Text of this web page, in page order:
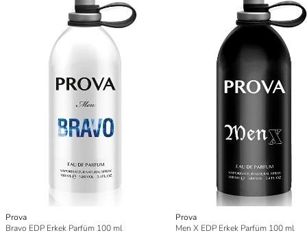
Prova
Bravo EDP Erkek Parfüm 100 ml
Prova
Men X EDP Erkek Parfüm 100 ml